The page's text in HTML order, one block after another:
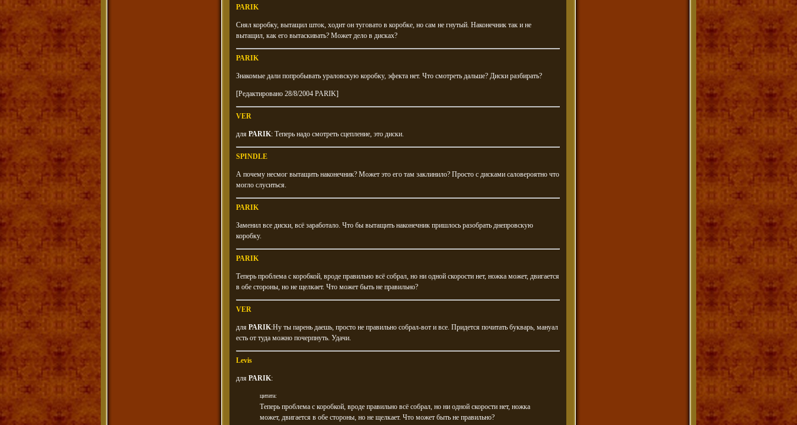
PARIK
Снял коробку, вытащил шток, ходит он туговато в коробке, но сам не гнутый. Наконечник так и не
вытащил, как его вытаскивать? Может дело в дисках?
PARIK
Знакомые дали попробывать ураловскую коробку, эфекта нет. Что смотреть дальше? Диски разбирать?
[Редактировано 28/8/2004 PARIK]
VER
для PARIK: Теперь надо смотреть сцепление, это диски.
SPINDLE
А почему несмог вытащить наконечник? Может это его там заклинило? Просто с дисками саловероятно что
могло слуситься.
PARIK
Заменил все диски, всё заработало. Что бы вытащить наконечник пришлось разобрать днепровскую
коробку.
PARIK
Теперь проблема с коробкой, вроде правильно всё собрал, но ни одной скорости нет, ножка может, двигается
в обе стороны, но не щелкает. Что может быть не правильно?
VER
для PARIK:Ну ты парень даешь, просто не правильно собрал-вот и все. Придется почитать букварь, мануал
есть от туда можно почерпнуть. Удачи.
Levis
для PARIK:
цитата:
Теперь проблема с коробкой, вроде правильно всё собрал, но ни одной скорости нет, ножка
может, двигается в обе стороны, но не щелкает. Что может быть не правильно?